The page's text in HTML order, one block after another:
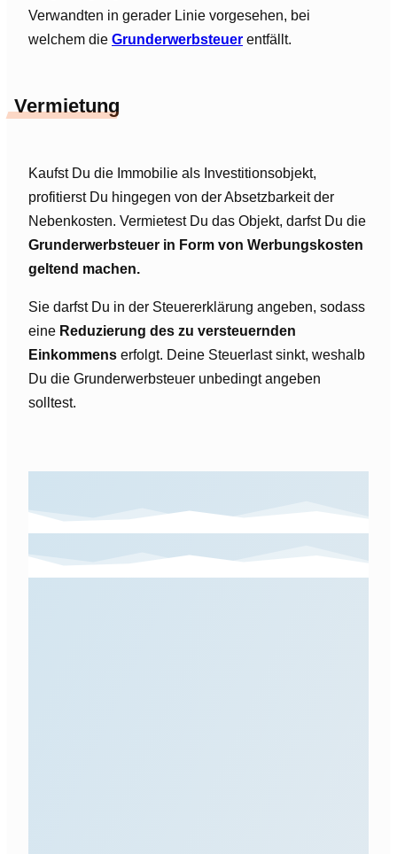
Verwandten in gerader Linie vorgesehen, bei
welchem die Grunderwerbsteuer entfällt.
Vermietung
Kaufst Du die Immobilie als Investitionsobjekt,
profitierst Du hingegen von der Absetzbarkeit der
Nebenkosten. Vermietest Du das Objekt, darfst Du die
Grunderwerbsteuer in Form von Werbungskosten
geltend machen.
Sie darfst Du in der Steuererklärung angeben, sodass
eine Reduzierung des zu versteuernden
Einkommens erfolgt. Deine Steuerlast sinkt, weshalb
Du die Grunderwerbsteuer unbedingt angeben
solltest.